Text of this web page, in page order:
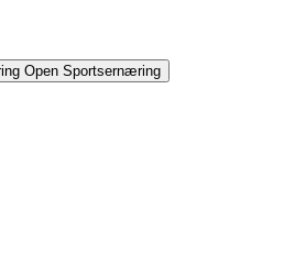
Open Sportsernæring